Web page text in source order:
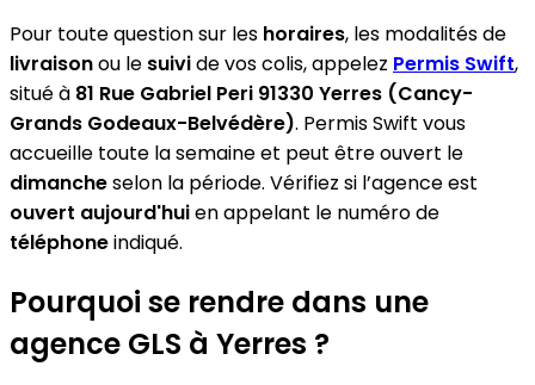
Pour toute question sur les horaires, les modalités de
livraisonou le suivide vos colis, appelez Permis Swift,
situé à 81 Rue Gabriel Peri 91330 Yerres (Cancy-
Grands Godeaux-Belvédère). Permis Swift vous
accueille toute la semaine et peut être ouvert le
dimancheselon la période. Vérifiez si l’agence est
ouvert aujourd'huien appelant le numéro de
téléphoneindiqué.
Pourquoi se rendre dans une
agence GLS à Yerres ?